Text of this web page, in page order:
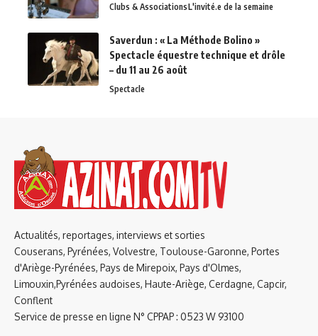
Clubs & AssociationsL'invité.e de la semaine
Saverdun : « La Méthode Bolino »
Spectacle équestre technique et drôle
– du 11 au 26 août
Spectacle
Actualités, reportages, interviews et sorties
Couserans, Pyrénées, Volvestre, Toulouse-Garonne, Portes
d'Ariège-Pyrénées, Pays de Mirepoix, Pays d'Olmes,
Limouxin,Pyrénées audoises, Haute-Ariège, Cerdagne, Capcir,
Conflent
Service de presse en ligne N° CPPAP : 0523 W 93100